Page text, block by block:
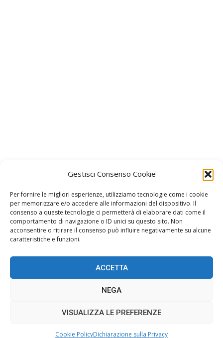
Gestisci Consenso Cookie
Per fornire le migliori esperienze, utilizziamo tecnologie come i cookie
per memorizzare e/o accedere alle informazioni del dispositivo. Il
consenso a queste tecnologie ci permetterà di elaborare dati come il
comportamento di navigazione o ID unici su questo sito. Non
acconsentire o ritirare il consenso può influire negativamente su alcune
caratteristiche e funzioni.
ACCETTA
NEGA
VISUALIZZA LE PREFERENZE
Cookie PolicyDichiarazione sulla Privacy
Facebook
Join us on Facebook
Instagram
Join us on Instagram
Redazione
© AMOREGOSSIP -Privacy Policy - © 2018 - 2024 All Rights Reserved.
Website Design:BetterStudio- Developed by CssBrain